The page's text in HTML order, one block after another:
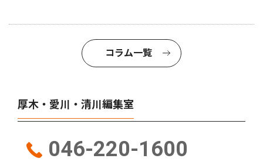
コラム一覧
厚木・愛川・清川編集室
046-220-1600